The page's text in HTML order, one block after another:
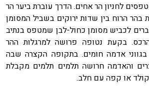
לחניון הר אחים. הדרך עוברת ביער הר
בהר הרוח בין שדות ירוקים בשביל המסומן
לכביש מסומן כחול-לבן שמטפס בנתיב
בקעת נטופה פרושה למרגלות ההר
אדמה חומים. בתקופה הקצרה שבה
והאדמה חרושה תלמים תלמים מקבלת
או קפה עם חלב.